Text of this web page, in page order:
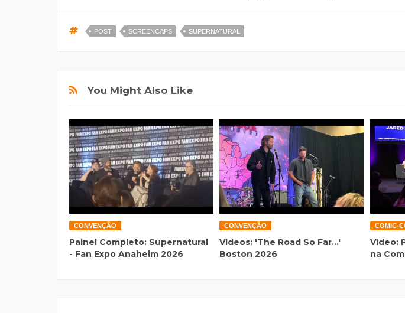
POST SCREENCAPS SUPERNATURAL
You Might Also Like
CONVENÇÃO
Painel Completo: Supernatural
- Fan Expo Anaheim 2026
CONVENÇÃO
Vídeos: 'The Road So Far...'
Boston 2026
COMIC-
Vídeo:
na